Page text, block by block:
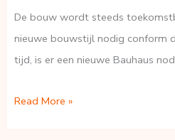
De bouw wordt steeds
nieuwe bouwstijl nodig conform
tijd, is er een nieuwe Bauhaus
De
Read More »